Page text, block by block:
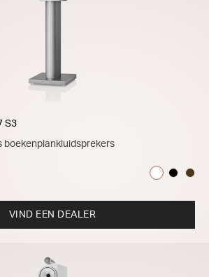
S3
boekenplankluidsprekers
VIND EEN DEALER